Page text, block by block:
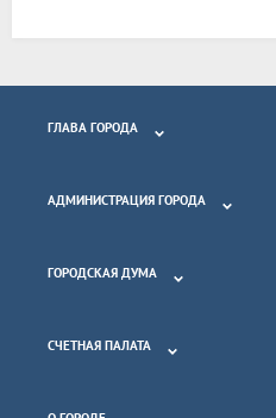
ГЛАВА ГОРОДА
АДМИНИСТРАЦИЯ ГОРОДА
ГОРОДСКАЯ ДУМА
СЧЕТНАЯ ПАЛАТА